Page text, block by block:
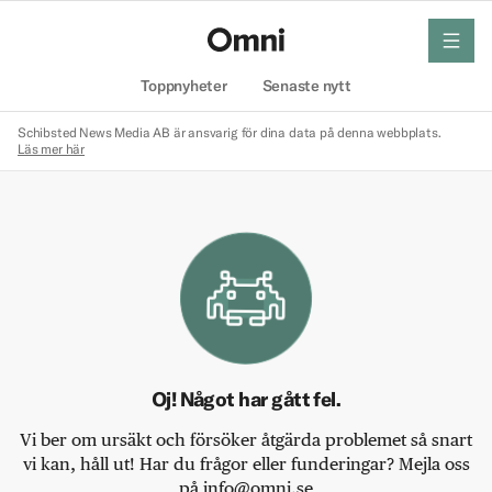
Toppnyheter Senaste nytt
meny
Schibsted News Media AB är ansvarig för dina data på denna webbplats.
Läs mer här
Oj! Något har gått fel.
Vi ber om ursäkt och försöker åtgärda problemet så snart
vi kan, håll ut! Har du frågor eller funderingar? Mejla oss